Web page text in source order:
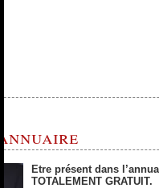
Etre présent dans
TOTALEMENT GRATUIT.